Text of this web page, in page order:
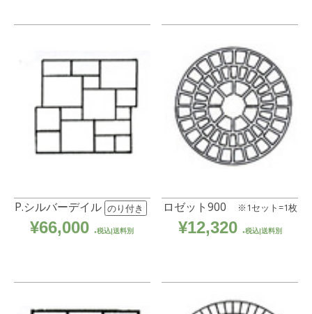
P.シルバーデイル のり付き
¥66,000 税込|送料別
ロゼット900 ※1セット=1枚
¥12,320 税込|送料別